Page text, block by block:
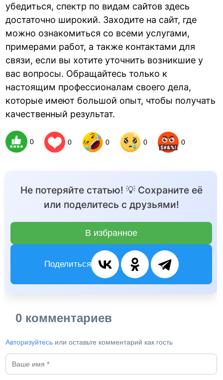
убедиться, спектр по видам сайтов здесь
достаточно широкий. Заходите на сайт, где
можно ознакомиться со всеми услугами,
примерами работ, а также контактами для
связи, если вы хотите уточнить возникшие у
вас вопросы. Обращайтесь только к
настоящим профессионалам своего дела,
которые имеют большой опыт, чтобы получать
качественный результат.
0 0 0 0 0
Не потеряйте статью! 💡 Сохраните её
или поделитесь с друзьями!
В избранное
Поделиться
0 комментариев
Авторизуйтесь или оставьте комментарий как гость